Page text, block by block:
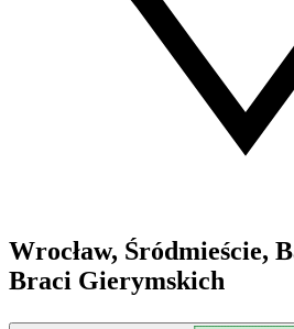
Wrocław, Śródmieście,
Braci Gierymskich